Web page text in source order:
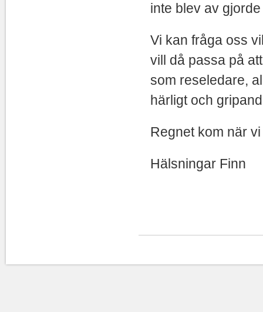
inte blev av
Vi kan fråga oss
vill då passa på
som reseledare,
härligt och
Regnet kom när
Hälsningar Finn